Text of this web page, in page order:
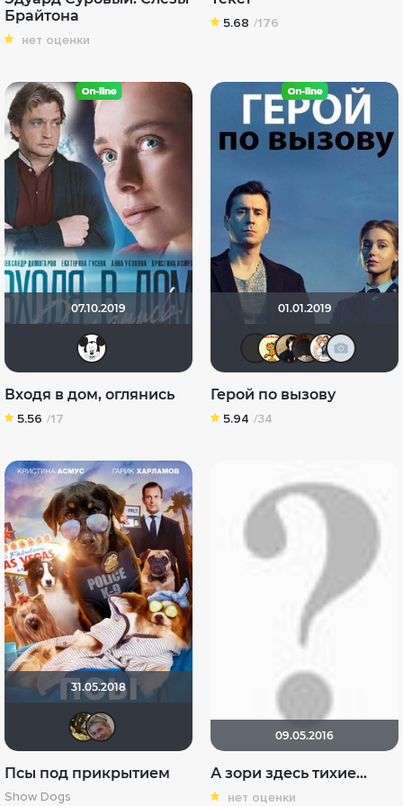
Брайтона
нет оценки
5.68 /176
07.10.2019
Входя в дом, оглянись
5.56 /17
01.01.2019
apostal126
сирожа
Герой по вызову
5.94 /34
31.05.2018
Viktorija Danilevskaja
Псы под прикрытием
Show Dogs
09.05.2016
А зори здесь тихие…
нет оценки